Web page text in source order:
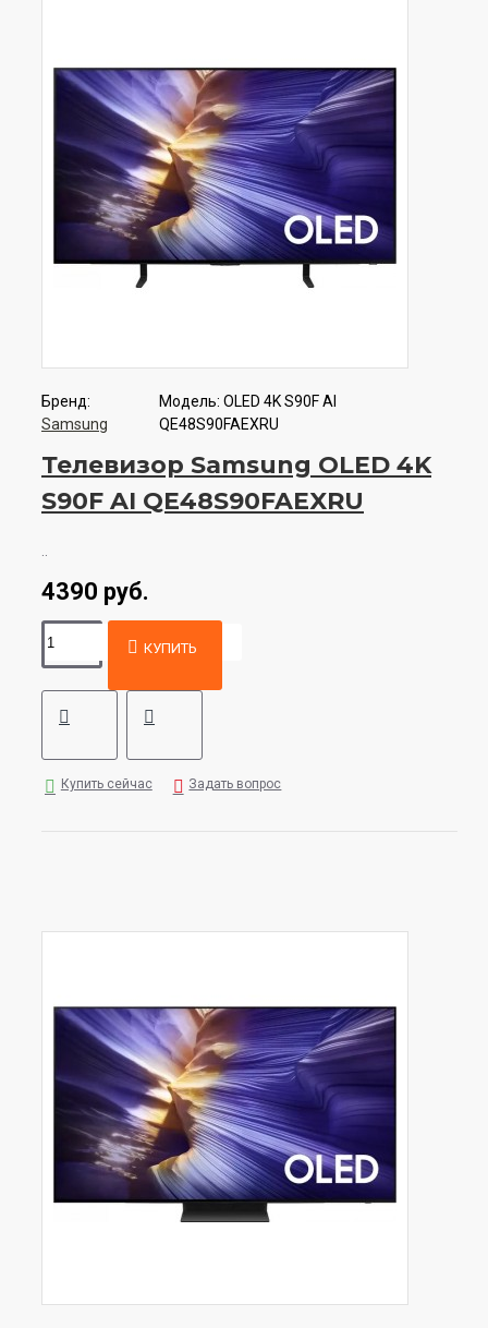
Бренд:
Samsung
Модель: OLED 4K S90F AI
QE48S90FAEXRU
Телевизор Samsung OLED 4K
S90F AI QE48S90FAEXRU
4390 руб.
КУПИТЬ
Купить сейчас Задать вопрос